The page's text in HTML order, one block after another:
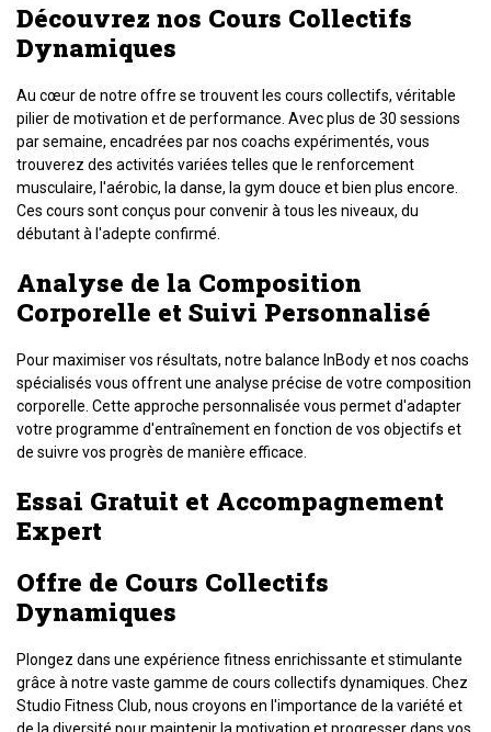
Découvrez nos Cours Collectifs
Dynamiques
Au cœur de notre offre se trouvent les cours collectifs, véritable
pilier de motivation et de performance. Avec plus de 30 sessions
par semaine, encadrées par nos coachs expérimentés, vous
trouverez des activités variées telles que le renforcement
musculaire, l'aérobic, la danse, la gym douce et bien plus encore.
Ces cours sont conçus pour convenir à tous les niveaux, du
débutant à l'adepte confirmé.
Analyse de la Composition
Corporelle et Suivi Personnalisé
Pour maximiser vos résultats, notre balance InBody et nos coachs
spécialisés vous offrent une analyse précise de votre composition
corporelle. Cette approche personnalisée vous permet d'adapter
votre programme d'entraînement en fonction de vos objectifs et
de suivre vos progrès de manière efficace.
Essai Gratuit et Accompagnement
Expert
Offre de Cours Collectifs
Dynamiques
Plongez dans une expérience fitness enrichissante et stimulante
grâce à notre vaste gamme de cours collectifs dynamiques. Chez
Studio Fitness Club, nous croyons en l'importance de la variété et